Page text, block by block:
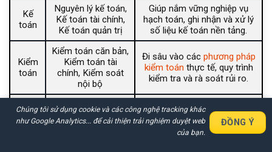
Kế
toán
Nguyên lý kế toán,
Kế toán tài chính,
Kế toán quản trị
Giúp nắm vững nghiệp vụ
hạch toán, ghi nhận và xử lý
số liệu kế toán nền tảng.
Kiểm
toán
Kiểm toán căn bản,
Kiểm toán tài
chính, Kiểm soát
nội bộ
Đi sâu vào các phương pháp
kiểm toán thực tế, quy trình
kiểm tra và rà soát rủi ro.
Tài
chính
Tài chính doanh
nghiệp, Phân tích
báo cáo tài chính
Rèn luyện năng lực đọc hiểu
sức khỏe tài chính và đánh
giá hiệu quả dòng tiền.
Nhận Báo Giá Nhanh Chi Tiết
Chúng tôi sử dụng cookie và các công nghệ tracking khác
như Google Analytics... để cải thiện trải nghiệm duyệt web
của bạn.
ĐỒNG Ý